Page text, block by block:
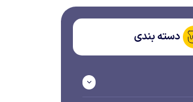
دسته بندی